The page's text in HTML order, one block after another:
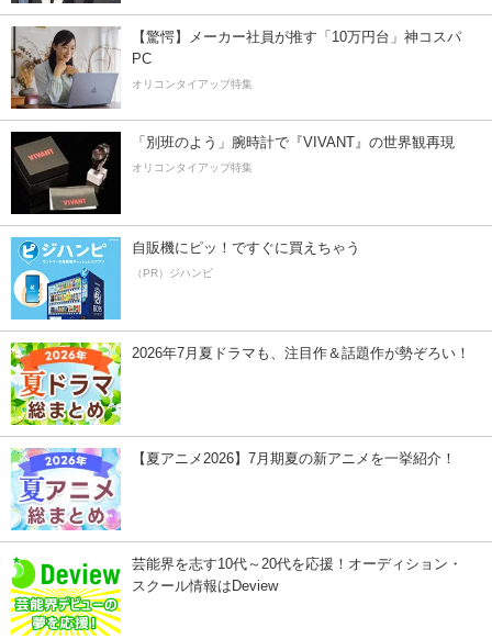
【驚愕】メーカー社員が推す「10万円台」神コスパ
PC
オリコンタイアップ特集
「別班のよう」腕時計で『VIVANT』の世界観再現
オリコンタイアップ特集
自販機にピッ！ですぐに買えちゃう
（PR）ジハンピ
2026年7月夏ドラマも、注目作＆話題作が勢ぞろい！
【夏アニメ2026】7月期夏の新アニメを一挙紹介！
芸能界を志す10代～20代を応援！オーディション・
スクール情報はDeview